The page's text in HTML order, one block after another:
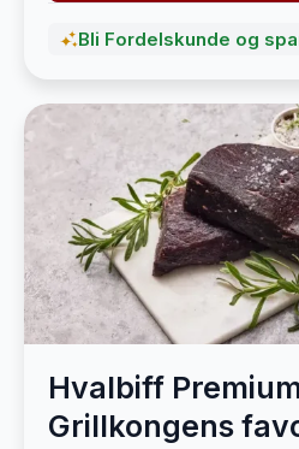
Bli Fordelskunde og
Hvalbiff
Grillkongens